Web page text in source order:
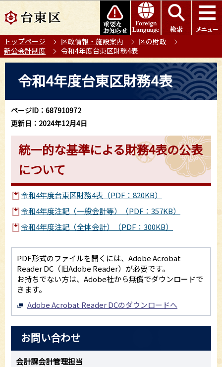
の
ー
ジ
このページの本文へ移動
トップページ 区政情報・施設案内
区の財政
新公会計制度
令和4年度台東区財務4表
か
令和4年度台東区財務4表
ページID：687910972
更新日：2024年12月4日
統一的な基準による財務4表の公表
について
令和4年度台東区財務4表（PDF：820KB）
令和4年度注記（一般会計等）（PDF：357KB）
令和4年度注記（全体会計）（PDF：300KB）
PDF形式のファイルを開くには、Adobe Acrobat
Reader DC（旧Adobe Reader）が必要です。
お持ちでない方は、Adobe社から無償でダウンロードで
きます。
Adobe Acrobat Reader DCのダウンロードへ
お問い合わせ
会計課会計管理担当